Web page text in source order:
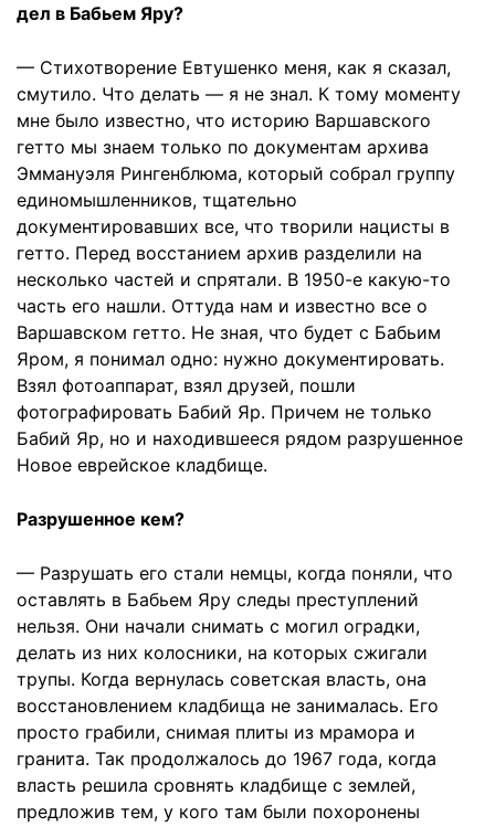
дел в Бабьем Яру?
— Стихотворение Евтушенко меня, как я сказал,
смутило. Что делать — я не знал. К тому моменту
мне было известно, что историю Варшавского
гетто мы знаем только по документам архива
Эммануэля Рингенблюма, который собрал группу
единомышленников, тщательно
документировавших все, что творили нацисты в
гетто. Перед восстанием архив разделили на
несколько частей и спрятали. В 1950-е какую-то
часть его нашли. Оттуда нам и известно все о
Варшавском гетто. Не зная, что будет с Бабьим
Яром, я понимал одно: нужно документировать.
Взял фотоаппарат, взял друзей, пошли
фотографировать Бабий Яр. Причем не только
Бабий Яр, но и находившееся рядом разрушенное
Новое еврейское кладбище.
Разрушенное кем?
— Разрушать его стали немцы, когда поняли, что
оставлять в Бабьем Яру следы преступлений
нельзя. Они начали снимать с могил оградки,
делать из них колосники, на которых сжигали
трупы. Когда вернулась советская власть, она
восстановлением кладбища не занималась. Его
просто грабили, снимая плиты из мрамора и
гранита. Так продолжалось до 1967 года, когда
власть решила сровнять кладбище с землей,
предложив тем, у кого там были похоронены